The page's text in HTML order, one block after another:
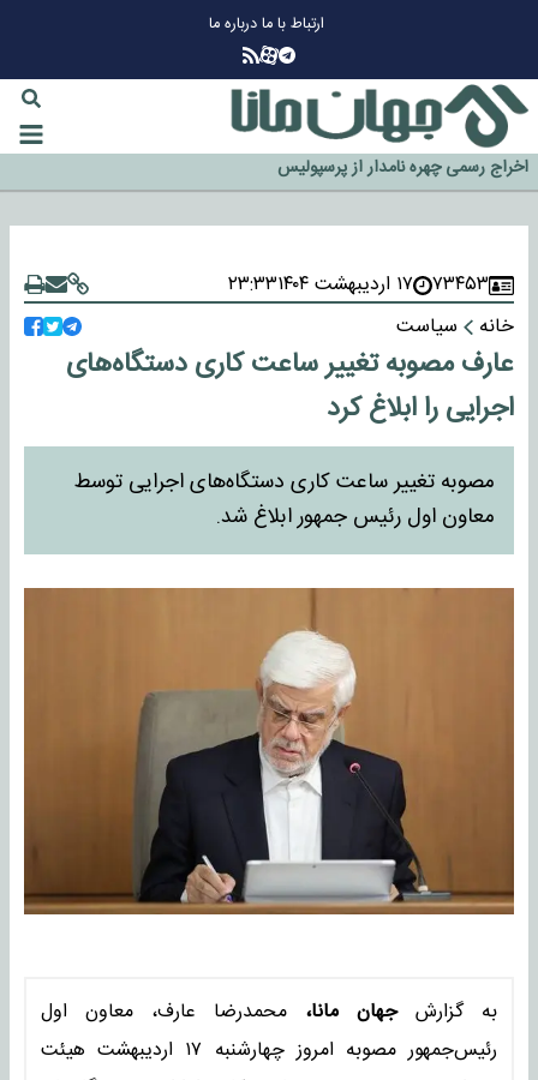
ارتباط با مادرباره ما
گزینه جدایی اوسمار روی میز مدیران پرسپولیس
آیا رئیس جمهور آمریکا قانون را دور می‌زند؟
اخراج رسمی چهره نامدار از پرسپولیس
سازمان اطلاعات سپاه: پروژه دولت ترامپ برای مهار چین، روسیه و اروپا شکست
۷۳۴۵۳ ۱۷ اردیبهشت ۱۴۰۴
۲۳:۳۳
خانه
سیاست
عارف مصوبه تغییر ساعت کاری دستگاه‌های
اجرایی را ابلاغ کرد
مصوبه تغییر ساعت کاری دستگاه‌های اجرایی توسط
معاون اول رئیس جمهور ابلاغ شد.
به گزارش جهان مانا، محمدرضا عارف، معاون اول
رئیس‌جمهور مصوبه امروز چهارشنبه ۱۷ اردیبهشت هیئت